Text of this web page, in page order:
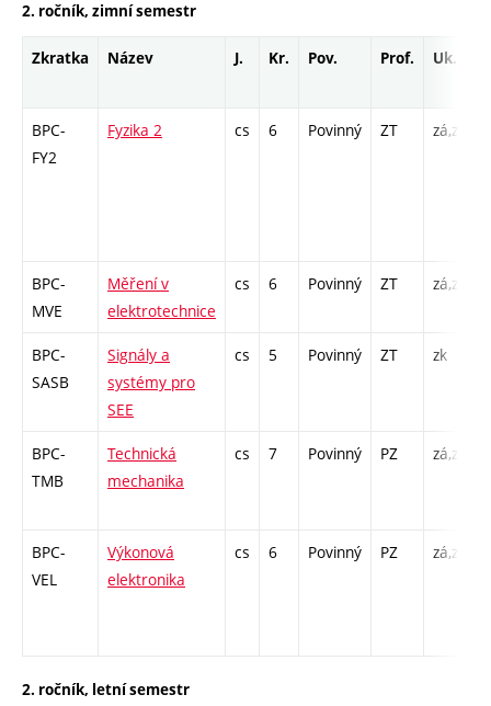
2. ročník, zimní semestr
Zkratka Název J. Kr. Pov. Prof. Uk.
BPC-
FY2
Fyzika 2 cs 6 Povinný ZT zá,zk
BPC-
MVE
Měření v
elektrotechnice
cs 6 Povinný ZT zá,zk
BPC-
SASB
Signály a
systémy pro
SEE
cs 5 Povinný ZT zk
BPC-
TMB
Technická
mechanika
cs 7 Povinný PZ zá,zk
BPC-
VEL
Výkonová
elektronika
cs 6 Povinný PZ zá,zk
2. ročník, letní semestr